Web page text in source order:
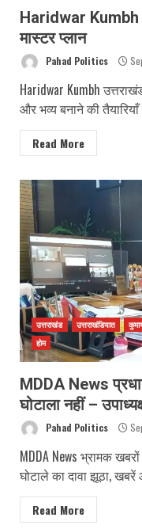
Haridwar Kumbh
मास्टर प्लान
Pahad Politics
Haridwar Kumbh
और भव्य बनाने की
Read More
उत्तराखंड उत्तराखंडियात
होम
MDDA News
घोटाला नहीं –
Pahad Politics
MDDA News भ्रामक
घोटाले का दावा झूठा, खबरें
Read More